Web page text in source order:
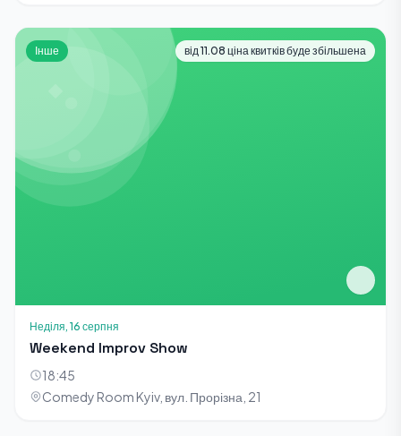
Інше від 11.08 ціна квитків буде збільшена
Неділя, 16 серпня
Weekend Improv Show
18:45
Comedy Room Kyiv, вул. Прорізна, 21